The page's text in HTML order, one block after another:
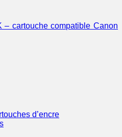
– cartouche compatible Canon
d’encre